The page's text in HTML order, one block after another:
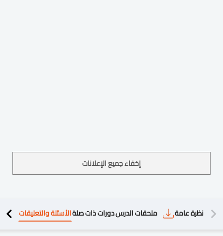
إخفاء جميع الإعلانات
نظرة عامة ملحقات الدرسدورات ذات صلةالأسئلة والتعليقات